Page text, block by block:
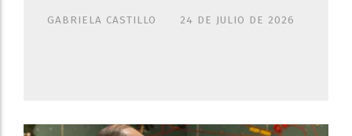
GABRIELA CASTILLO 24 DE JULIO DE 2026